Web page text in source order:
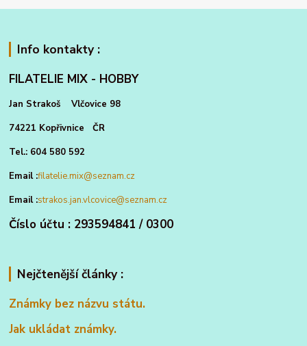
Info kontakty :
FILATELIE MIX - HOBBY
Jan Strakoš Vlčovice 98
74221 Kopřivnice ČR
Tel.: 604 580 592
Email :filatelie.mix@seznam.cz
Email :strakos.jan.vlcovice@seznam.cz
Číslo účtu : 293594841 / 0300
Nejčtenější články :
Známky bez názvu státu.
Jak ukládat známky.